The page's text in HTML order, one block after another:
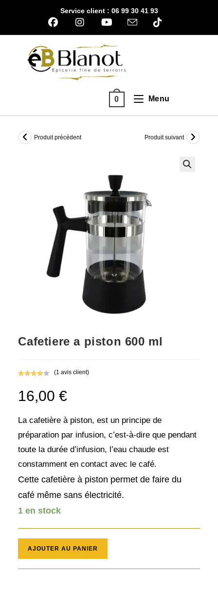
Service client : 06 99 30 41 93
0 Menu
Produit précédent Produit suivant
Cafetiere a piston 600 ml
sur 5
basé
notation
(1 avis client)
16,00€
La cafetière à piston, est un principe de
préparation par infusion, c’est-à-dire que pendant
toute la durée d’infusion, l’eau chaude est
constamment en contact avec le café.
Cette cafetière à piston permet de faire du
café même sans électricité.
1 en stock
Cafetiere
AJOUTER AU PANIER